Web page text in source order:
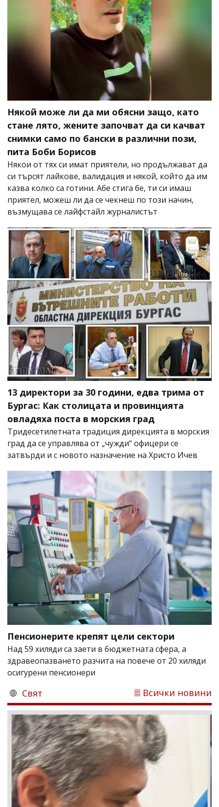
Някой може ли да ми обясни защо, като
стане лято, жените започват да си качват
снимки само по бански в различни пози,
пита Боби Борисов
Някои от тях си имат приятели, но продължават да
си търсят лайкове, валидация и някой, който да им
казва колко са готини. Абе стига бе, ти си имаш
приятел, можеш ли да се чекнеш по този начин,
възмущава се лайфстайл журналистът
13 директори за 30 години, едва трима от
Бургас: Как столицата и провинцията
овладяха поста в морския град
Тридесетилетната традиция дирекцията в морския
град да се управлява от „чужди“ офицери се
затвърди и с новото назначение на Христо Ичев
Пенсионерите крепят цели сектори
Над 59 хиляди са заети в бюджетната сфера, а
здравеопазването разчита на повече от 20 хиляди
осигурени пенсионери
Свят Всички новини